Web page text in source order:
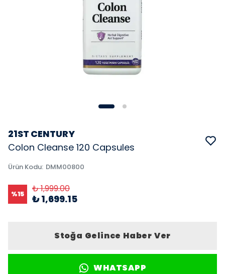
21ST CENTURY
Colon Cleanse 120 Capsules
Ürün Kodu: DMM00800
%15 ₺ 1,999.00
₺ 1,699.15
Stoğa Gelince Haber Ver
WHATSAPP